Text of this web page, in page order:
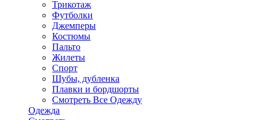
Трикотаж
Футболки
Джемперы
Костюмы
Пальто
Жилеты
Спорт
Шубы, дубленка
Плавки и бордшорты
Смотреть Все Одежду
Одежда